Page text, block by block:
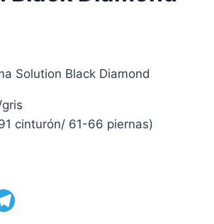
Solution Black Diamond
cinturón/ 61-66 piernas)